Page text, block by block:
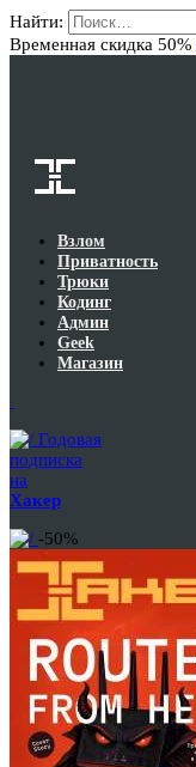
Найти:
Временная скидка 50%
Взлом
Приватность
Трюки
Кодинг
Админ
Geek
Магазин
Годовая
подписка
на
Хакер
-50%